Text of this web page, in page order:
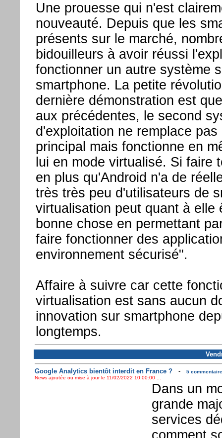
Une prouesse qui n'est
nouveauté. Depuis que les
présents sur le marché,
bidouilleurs à avoir réussi
fonctionner un autre système
smartphone. La petite
dernière démonstration est
aux précédentes, le second
d'exploitation ne remplace
principal mais fonctionne en
lui en mode virtualisé. Si faire
en plus qu'Android n'a de
très très peu d'utilisateurs de
virtualisation peut quant à elle
bonne chose en permettant
faire fonctionner des
environnement sécurisé".
Affaire à suivre car cette
virtualisation est sans aucun
innovation sur smartphone
longtemps.
Google Analytics bientôt interdit en France ?-
5
News ajoutée ou mise à jour le 11/02/2022 10:00:00 ...
Dans un
grande
services